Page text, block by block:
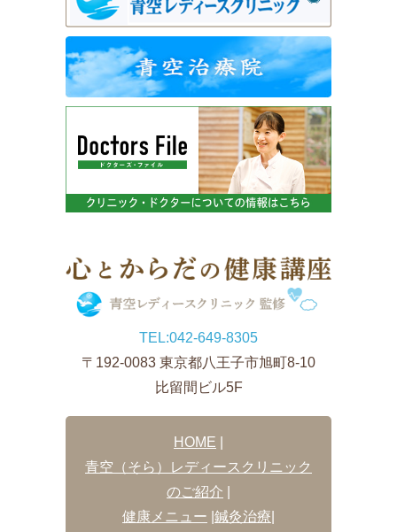
TEL:042-649-8305
〒192-0083 東京都八王子市旭町8-10
比留間ビル5F
HOME
青空（そら）レディースクリニック
のご紹介
健康メニュー 鍼灸治療